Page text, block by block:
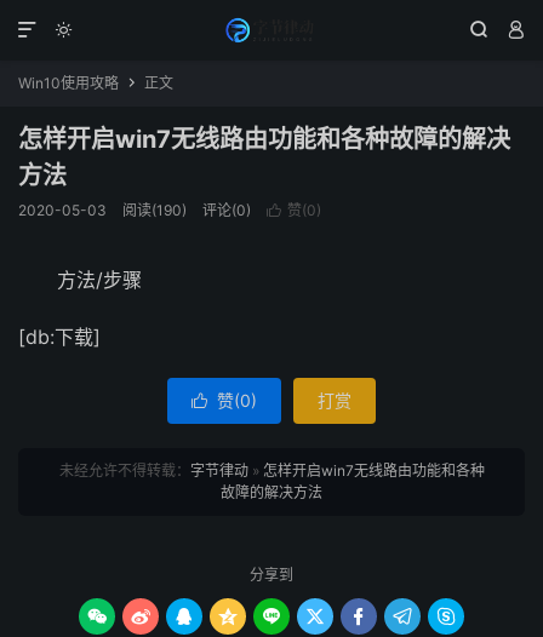
  

Win10使用攻略  正文
怎样开启win7无线路由功能和各种故障的解决
方法
2020-05-03 阅读(190) 评论(0)  赞(0)
方法/步骤
[db:下载]
 赞(0) 打赏
未经允许不得转载： 字节律动» 怎样开启win7无线路由功能和各种
故障的解决方法
分享到
        